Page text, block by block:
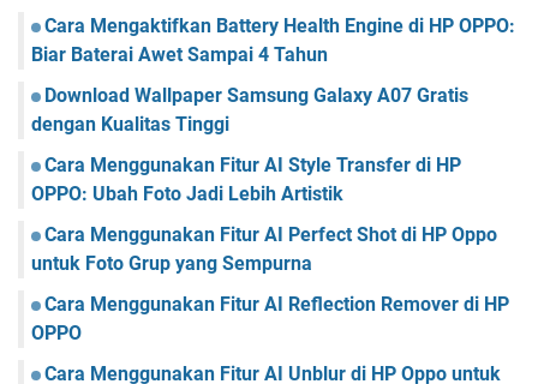
Cara Mengaktifkan Battery Health Engine di HP OPPO:
Biar Baterai Awet Sampai 4 Tahun
Download Wallpaper Samsung Galaxy A07 Gratis
dengan Kualitas Tinggi
Cara Menggunakan Fitur AI Style Transfer di HP
OPPO: Ubah Foto Jadi Lebih Artistik
Cara Menggunakan Fitur AI Perfect Shot di HP Oppo
untuk Foto Grup yang Sempurna
Cara Menggunakan Fitur AI Reflection Remover di HP
OPPO
Cara Menggunakan Fitur AI Unblur di HP Oppo untuk